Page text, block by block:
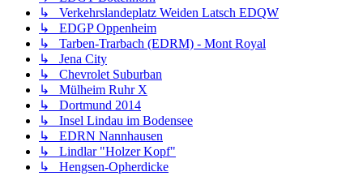
↳ Verkehrslandeplatz Weiden Latsch EDQW
↳ EDGP Oppenheim
↳ Tarben-Trarbach (EDRM) - Mont Royal
↳ Jena City
↳ Chevrolet Suburban
↳ Mülheim Ruhr X
↳ Dortmund 2014
↳ Insel Lindau im Bodensee
↳ EDRN Nannhausen
↳ Lindlar "Holzer Kopf"
↳ Hengsen-Opherdicke